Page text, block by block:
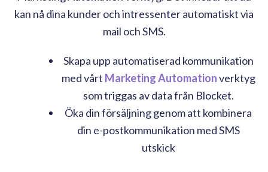
kan nå dina kunder och intressenter automatiskt via
mail och SMS.
Skapa upp automatiserad kommunikation
med vårt Marketing Automationverktyg
som triggas av data från Blocket.
Öka din försäljning genom att kombinera
din e-postkommunikation med SMS
utskick